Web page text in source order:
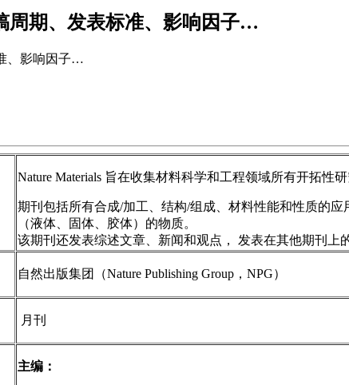
周期、发表标准、影响因子…
Nature Materials 旨在收集材料科学和工程领域所有开拓性研
期刊包括所有合成/加工、结构/组成、材料性能和性质的
（液体、固体、胶体）的物质。
该期刊还发表综述文章、新闻和观点， 发表在其他期刊上
自然出版集团（Nature Publishing Group，NPG）
月刊
主编：